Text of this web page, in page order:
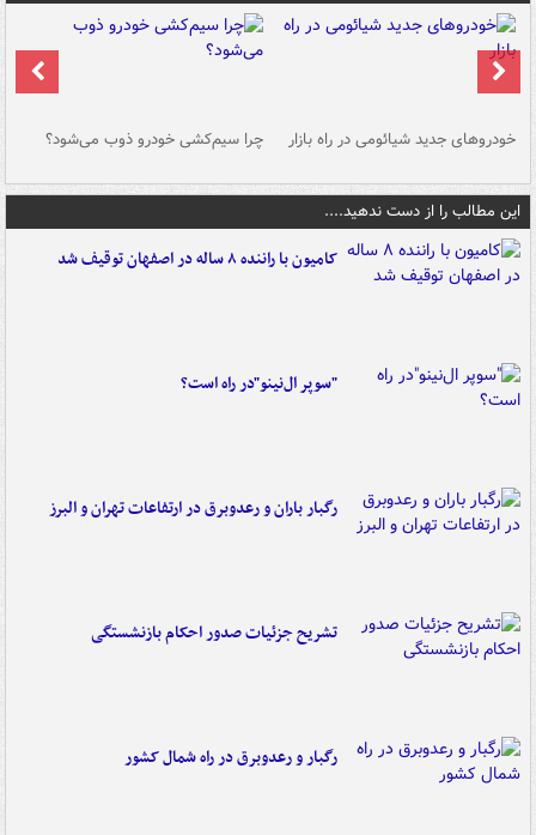
خودروهای جدید شیائومی در راه بازار چرا سیم‌کشی خودرو ذوب می‌شود؟
این مطالب را از دست ندهید....
کامیون با راننده ۸ ساله در اصفهان توقیف شد
"سوپر ال‌نینو"در راه است؟
رگبار باران و رعدوبرق در ارتفاعات تهران و البرز
تشریح جزئیات صدور احکام بازنشستگی
رگبار و رعدوبرق در راه شمال کشور